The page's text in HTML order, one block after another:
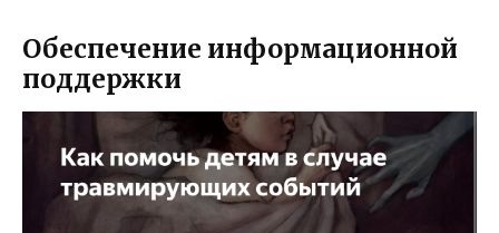
Обеспечение информационной
поддержки